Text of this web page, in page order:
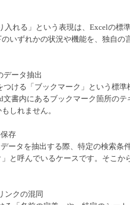
入れる」という表現は、Excelの標
いずれかの状況や機能を、独自の
データ抽出
つける「ブックマーク」という標
書内にあるブックマーク箇所の
しれません。
存
ータを抽出する際、特定の検索条
と呼んでいるケースです。そこか
ンクの混同